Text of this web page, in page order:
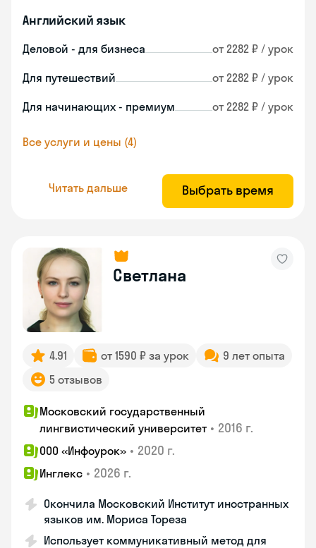
Английский язык
Деловой - для бизнеса от 2282 ₽ / урок
Для путешествий от 2282 ₽ / урок
Для начинающих - премиум от 2282 ₽ / урок
Все услуги и цены (4)
Читать дальше Выбрать время
Светлана
4.91 от 1590 ₽ за урок
9 лет опыта
5 отзывов
Московский государственный
лингвистический университет • 2016 г.
ООО «Инфоурок» • 2020 г.
Инглекс • 2026 г.
Окончила Московский Институт иностранных
языков им. Мориса Тореза
Использует коммуникативный метод для